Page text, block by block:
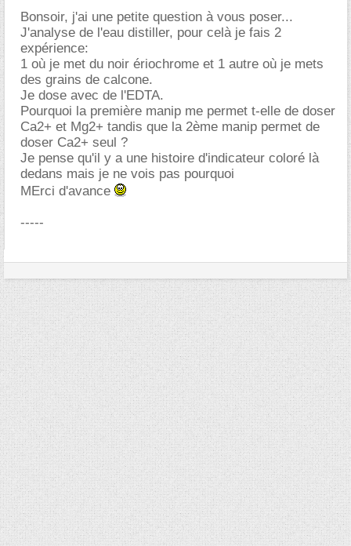
Bonsoir, j'ai une petite question à vous poser...
J'analyse de l'eau distiller, pour celà je fais 2
expérience:
1 où je met du noir ériochrome et 1 autre où je mets
des grains de calcone.
Je dose avec de l'EDTA.
Pourquoi la première manip me permet t-elle de doser
Ca2+ et Mg2+ tandis que la 2ème manip permet de
doser Ca2+ seul ?
Je pense qu'il y a une histoire d'indicateur coloré là
dedans mais je ne vois pas pourquoi
MErci d'avance
-----